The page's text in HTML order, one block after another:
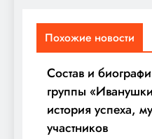
Похожие новости
Состав и
группы
история успеха,
участников